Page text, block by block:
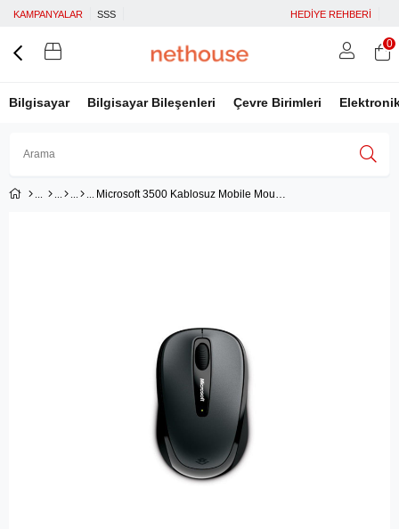
KAMPANYALAR SSS HEDİYE REHBERİ
Bilgisayar Bilgisayar Bileşenleri Çevre Birimleri
0
Microsoft 3500 Kablosuz Mobile Mouse - Siyah (GMF-00042)